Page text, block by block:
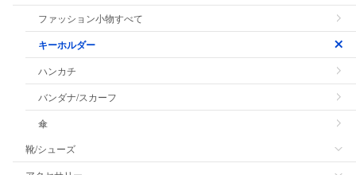
ファッション小物すべて
キーホルダー
ハンカチ
バンダナ/スカーフ
傘
靴/シューズ